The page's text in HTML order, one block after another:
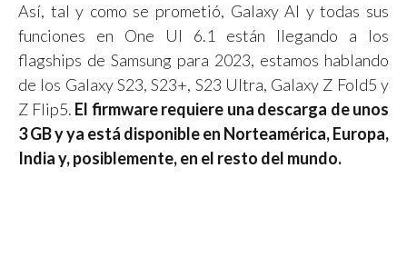
Así, tal y como se prometió, Galaxy AI y todas sus
funciones en One UI 6.1 están llegando a los
flagships de Samsung para 2023, estamos hablando
de los Galaxy S23, S23+, S23 Ultra, Galaxy Z Fold5 y
Z Flip5. El firmware requiere una descarga de unos
3 GB y ya está disponible en Norteamérica, Europa,
India y, posiblemente, en el resto del mundo.